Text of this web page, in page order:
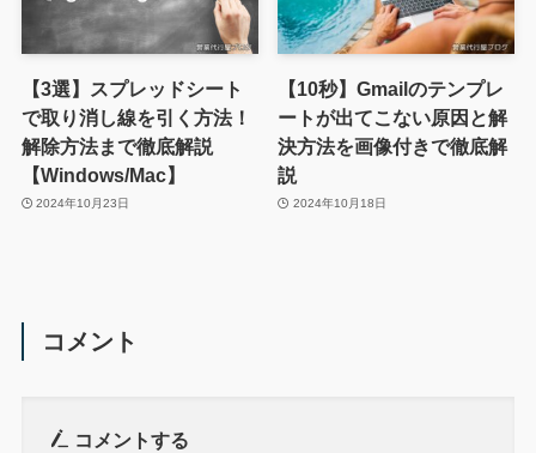
【3選】スプレッドシート
で取り消し線を引く方法！
解除方法まで徹底解説
【Windows/Mac】
2024年10月23日
【10秒】Gmailのテンプレ
ートが出てこない原因と解
決方法を画像付きで徹底解
説
2024年10月18日
コメント
コメントする